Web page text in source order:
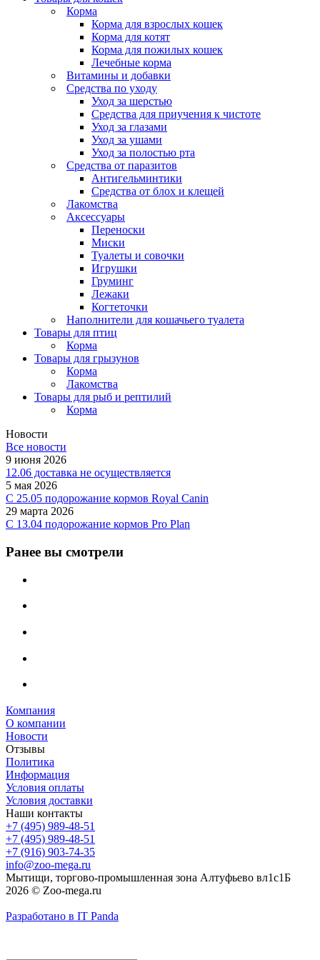
Корма
Корма для взрослых кошек
Корма для котят
Корма для пожилых кошек
Лечебные корма
Витамины и добавки
Средства по уходу
Уход за шерстью
Средства для приучения к чистоте
Уход за глазами
Уход за ушами
Уход за полостью рта
Средства от паразитов
Антигельминтики
Средства от блох и клещей
Лакомства
Аксессуары
Переноски
Миски
Туалеты и совочки
Игрушки
Груминг
Лежаки
Когтеточки
Наполнители для кошачьего туалета
Товары для птиц
Корма
Товары для грызунов
Корма
Лакомства
Товары для рыб и рептилий
Корма
Новости
Все новости
9 июня 2026
12.06 доставка не осуществляется
5 мая 2026
C 25.05 подорожание кормов Royal Canin
29 марта 2026
С 13.04 подорожание кормов Pro Plan
Ранее вы смотрели
Компания
О компании
Новости
Отзывы
Политика
Информация
Условия оплаты
Условия доставки
Наши контакты
+7 (495) 989-48-51
+7 (495) 989-48-51
+7 (916) 903-74-35
info@zoo-mega.ru
Мытищи, торгово-промышленная зона Алтуфьево вл1с1Б
2026 © Zoo-mega.ru
Разработано в IT Panda